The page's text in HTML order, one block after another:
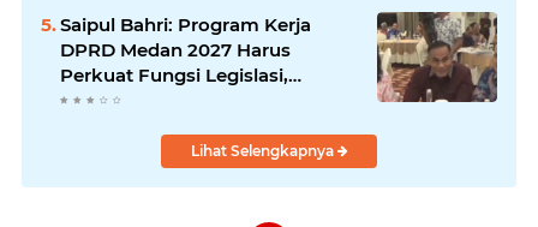
Saipul Bahri: Program Kerja
DPRD Medan 2027 Harus
Perkuat Fungsi Legislasi,
Anggaran dan Pengawasan
Lihat Selengkapnya